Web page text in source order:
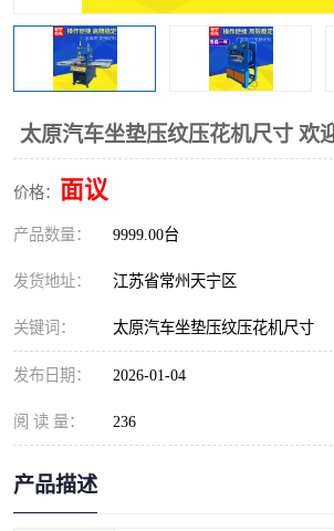
太原汽车坐垫压纹压花机尺寸 欢
价格： 面议
产品数量： 9999.00台
发货地址： 江苏省常州天宁区
关键词： 太原汽车坐垫压纹压花机尺寸
发布日期： 2026-01-04
阅 读 量： 236
产品描述